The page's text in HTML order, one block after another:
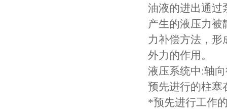
油液的进出通过
产生的液压力
力补偿方法，形
外力的作用。
液压系统中:轴
预先进行的柱
*预先进行工作